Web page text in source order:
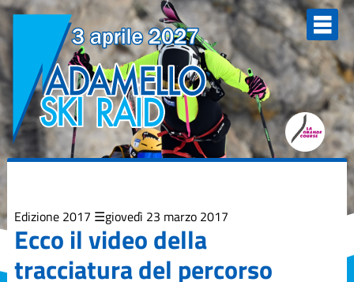
Edizione 2017 giovedì 23 marzo 2017
Ecco il video della
tracciatura del percorso
degli
notizie:
Adamello Ski
Raid Junior
Campionati
Italiani
Skialp
2013
Edizione
2015